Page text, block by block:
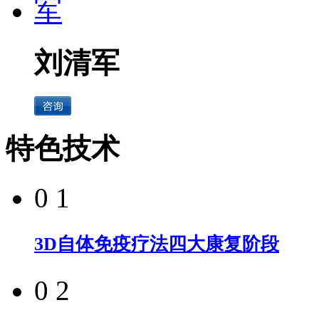
刘清军
特色技术
0 1
3D自体免疫疗法四大康复阶段
0 2